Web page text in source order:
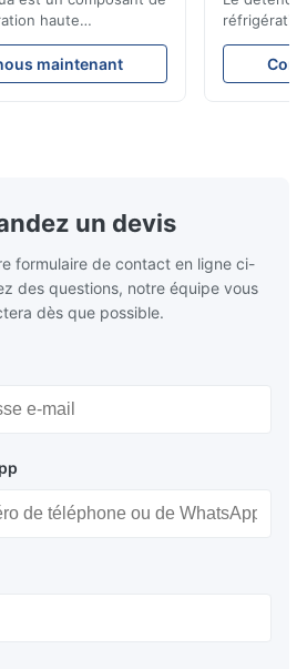
haute
pour les unités de
les
et les systèmes
maintenant
précision
un devis
formulaire de contact en ligne ci-
des questions, notre équipe vous
dès que possible.